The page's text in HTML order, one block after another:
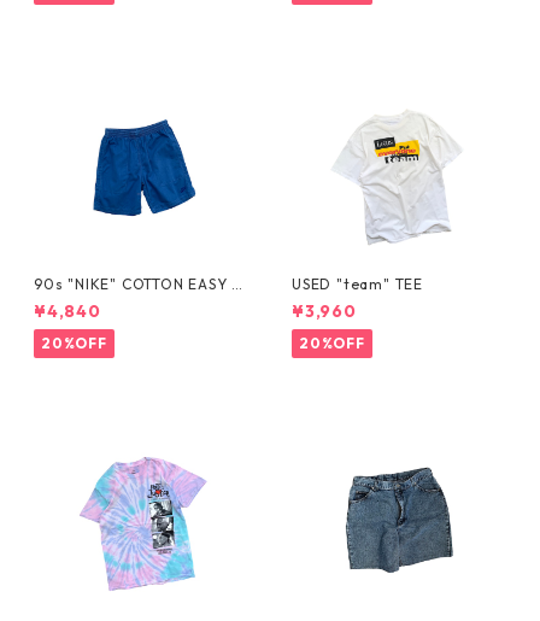
90s "NIKE" COTTON EASY S
HORTS
¥4,840
20%OFF
USED "team" TEE
¥3,960
20%OFF